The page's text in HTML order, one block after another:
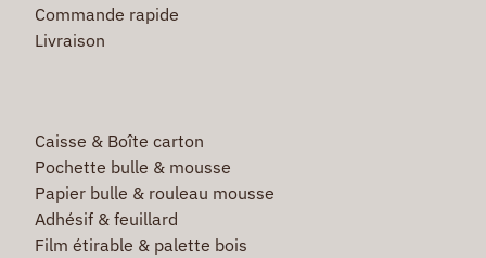
Commande rapide
Livraison
Caisse & Boîte carton
Pochette bulle & mousse
Papier bulle & rouleau mousse
Adhésif & feuillard
Film étirable & palette bois